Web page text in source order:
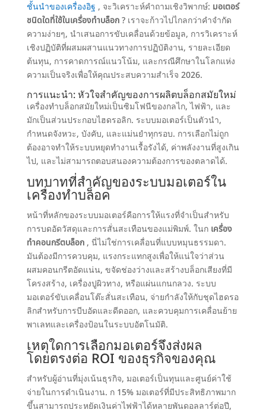
ชั้นนำของเครื่องอิฐ , จะวิเคราะห์คำถามเชิงวิพากษ์: มอเตอร์
ชนิดใดที่ใช้ในเครื่องทำบล็อก? เราจะก้าวไปไกลกว่าคำจำกัด
ความง่ายๆ, นำเสนอการขับเคลื่อนด้วยข้อมูล, การวิเคราะห์
เชิงปฏิบัติที่ผสมผสานแนวทางการปฏิบัติงาน, รายละเอียด
ต้นทุน, การคาดการณ์แนวโน้ม, และกรณีศึกษาในโลกแห่ง
ความเป็นจริงเพื่อให้คุณประสบความสำเร็จ 2026.
การแนะนำ: หัวใจสำคัญของการผลิตบล็อกสมัยใหม่
เครื่องทำบล็อกสมัยใหม่เป็นซิมโฟนีของกลไก, ไฟฟ้า, และ
มักเป็นส่วนประกอบไฮดรอลิก. ระบบมอเตอร์เป็นตัวนำ,
กำหนดจังหวะ, บังคับ, และแม่นยำทุกรอบ. การเลือกไม่ถูก
ต้องอาจทำให้ระบบหยุดทำงานเรื้อรังได้, ค่าพลังงานที่สูงเกิน
ไป, และไม่สามารถตอบสนองความต้องการของตลาดได้.
บทบาทที่สำคัญของระบบมอเตอร์ใน
เครื่องทำบล็อค
หน้าที่หลักของระบบมอเตอร์คือการให้แรงที่จำเป็นสำหรับ
การบดอัดวัสดุและการสั่นสะเทือนของแม่พิมพ์. ในก เครื่อง
ทำคอนกรีตบล็อก, นี่ไม่ใช่การเคลื่อนที่แบบหมุนธรรมดา.
มันต้องมีการควบคุม, แรงกระแทกสูงเพื่อให้แน่ใจว่าส่วน
ผสมคอนกรีตอัดแน่น, ขจัดช่องว่างและสร้างบล็อกเสียงที่มี
โครงสร้าง, เครื่องปูผิวทาง, หรือแผ่นแกนกลวง. ระบบ
มอเตอร์ขับเคลื่อนโต๊ะสั่นสะเทือน, จ่ายกำลังให้กับชุดไฮดรอ
ลิกสำหรับการบีบอัดและดีดออก, และควบคุมการเคลื่อนย้าย
พาเลทและเครื่องป้อนในระบบอัตโนมัติ.
เหตุใดการเลือกมอเตอร์จึงส่งผล
โดยตรงต่อ ROI ของธุรกิจของคุณ
สำหรับผู้อ่านที่มุ่งเน้นธุรกิจ, มอเตอร์เป็นทุนและศูนย์ค่าใช้
จ่ายในการดำเนินงาน. ก 15% มอเตอร์ที่มีประสิทธิภาพมาก
ขึ้นสามารถประหยัดเงินค่าไฟฟ้าได้หลายพันดอลลาร์ต่อปี,